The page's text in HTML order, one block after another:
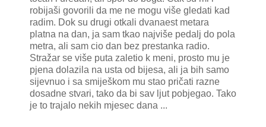
robijaši govorili da me ne mogu više gledati kad
radim. Dok su drugi otkali dvanaest metara
platna na dan, ja sam tkao najviše pedalj do pola
metra, ali sam cio dan bez prestanka radio.
Stražar se više puta zaletio k meni, prosto mu je
pjena dolazila na usta od bijesa, ali ja bih samo
sijevnuo i sa smiješkom mu stao pričati razne
dosadne stvari, tako da bi sav ljut pobjegao. Tako
je to trajalo nekih mjesec dana ...